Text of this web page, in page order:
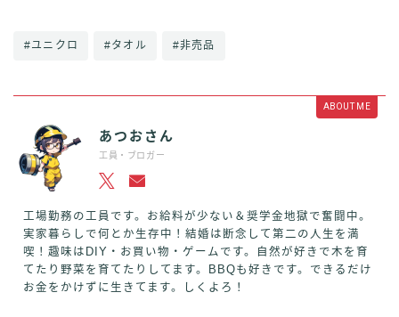
#ユニクロ #タオル #非売品
ABOUT ME
あつおさん
工員・ブロガー
工場勤務の工員です。お給料が少ない＆奨学金地獄で奮闘中。
実家暮らしで何とか生存中！結婚は断念して第二の人生を満
喫！趣味はDIY・お買い物・ゲームです。自然が好きで木を育
てたり野菜を育てたりしてます。BBQも好きです。できるだけ
お金をかけずに生きてます。しくよろ！